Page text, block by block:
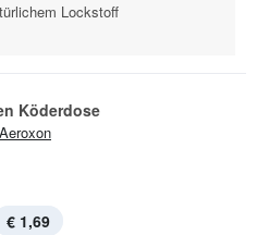
Lockstoff
Köderdose
Aeroxon
€ 1,69